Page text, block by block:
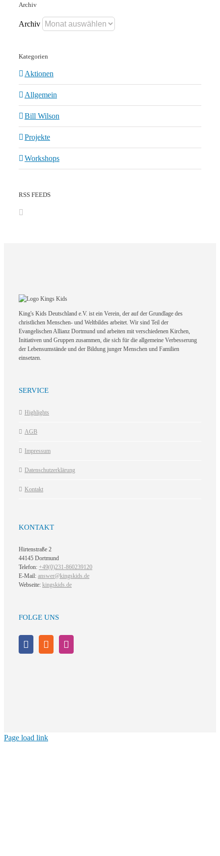
Archiv
Archiv
Kategorien
Aktionen
Allgemein
Bill Wilson
Projekte
Workshops
RSS FEEDS
King's Kids Deutschland e.V. ist ein Verein, der auf der Grundlage des
christlichen Menschen- und Weltbildes arbeitet. Wir sind Teil der
Evangelischen Allianz Dortmund und arbeiten mit verschiedenen Kirchen,
Initiativen und Gruppen zusammen, die sich für die allgemeine Verbesserung
der Lebensumstände und der Bildung junger Menschen und Familien
einsetzen.
SERVICE
Highlights
AGB
Impressum
Datenschutzerklärung
Kontakt
KONTAKT
Hirtenstraße 2
44145 Dortmund
Telefon: +49(0)231-860239120
E-Mail: answer@kingskids.de
Webseite: kingskids.de
FOLGE UNS
Page load link